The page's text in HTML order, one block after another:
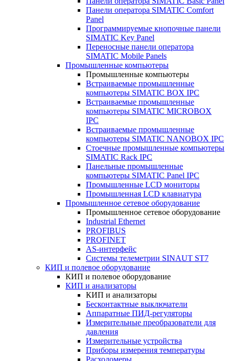
Панели оператора SIMATIC Comfort
Panel
Программируемые кнопочные панели
SIMATIC Key Panel
Переносные панели оператора
SIMATIC Mobile Panels
Промышленные компьютеры
Промышленные компьютеры
Встраиваемые промышленные
компьютеры SIMATIC BOX IPC
Встраиваемые промышленные
компьютеры SIMATIC MICROBOX
IPC
Встраиваемые промышленные
компьютеры SIMATIC NANOBOX IPC
Стоечные промышленные компьютеры
SIMATIC Rack IPC
Панельные промышленные
компьютеры SIMATIC Panel IPC
Промышленные LCD мониторы
Промышленная LCD клавиатура
Промышленное сетевое оборудование
Промышленное сетевое оборудование
Industrial Ethernet
PROFIBUS
PROFINET
AS-интерфейс
Системы телеметрии SINAUT ST7
КИП и полевое оборудование
КИП и полевое оборудование
КИП и анализаторы
КИП и анализаторы
Бесконтактные выключатели
Аппаратные ПИД-регуляторы
Измерительные преобразователи для
давления
Измерительные устройства
Приборы измерения температуры
Расходомеры